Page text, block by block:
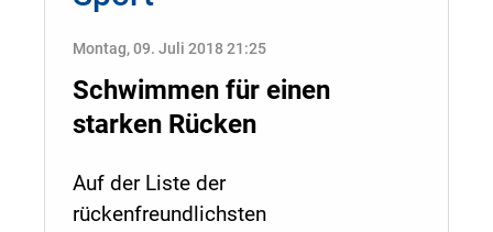
Montag, 09. Juli 2018 21:25
Schwimmen für einen
starken Rücken
Auf der Liste der
rückenfreundlichsten